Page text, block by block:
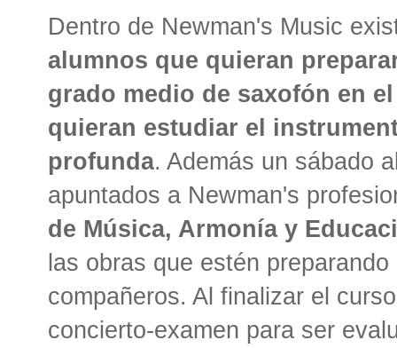
Dentro de Newman's Music
alumnos que quieran
grado medio de saxofón en
quieran estudiar el
profunda. Además un sábado
apuntados a Newman's
de Música, Armonía y
las obras que estén
compañeros. Al finalizar el
concierto-examen para ser